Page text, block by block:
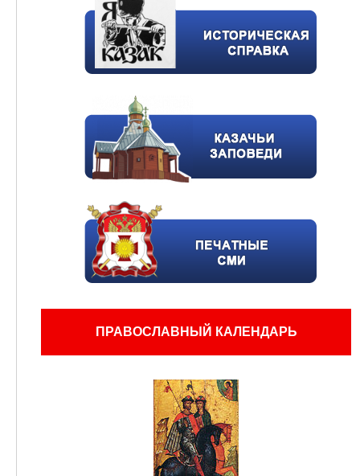
ПРАВОСЛАВНЫЙ КАЛЕНДАРЬ